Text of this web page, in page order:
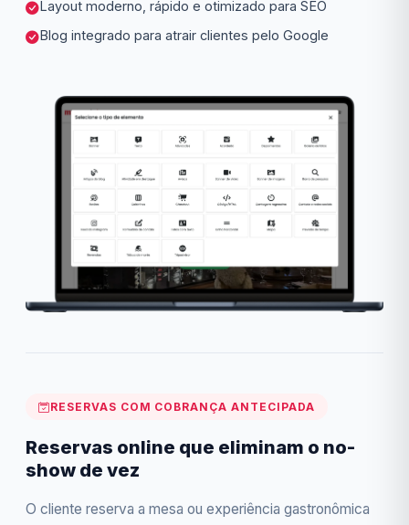
Layout moderno, rápido e otimizado para SEO
Blog integrado para atrair clientes pelo Google
RESERVAS COM COBRANÇA ANTECIPADA
Reservas online que eliminam o no-
show de vez
O cliente reserva a mesa ou experiência gastronômica